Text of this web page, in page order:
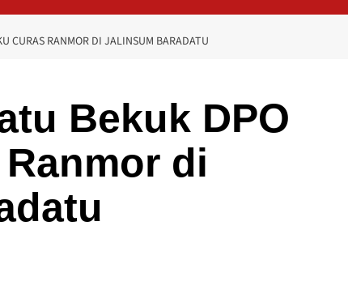
CURAS RANMOR DI JALINSUM BARADATU
Bekuk DPO
di